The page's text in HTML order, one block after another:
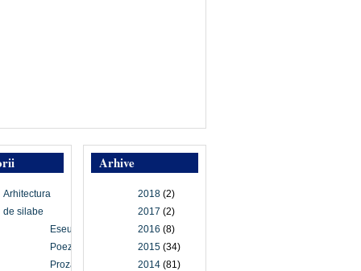
Arhive
2018 (2)
2017 (2)
2016 (8)
2015 (34)
2014 (81)
Arhitectura
de silabe
Eseu
Poezie
Proză